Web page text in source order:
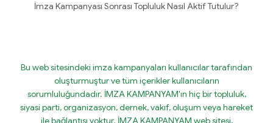
İmza Kampanyası Sonrası Topluluk Nasıl Aktif Tutulur?
Bu web sitesindeki imza kampanyaları kullanıcılar tarafından
oluşturmuştur ve tüm içerikler kullanıcıların
sorumluluğundadır. İMZA KAMPANYAM'ın hiç bir topluluk,
siyasi parti, organizasyon, dernek, vakıf, oluşum veya hareket
ile bağlantısı yoktur. İMZA KAMPANYAM web sitesi,